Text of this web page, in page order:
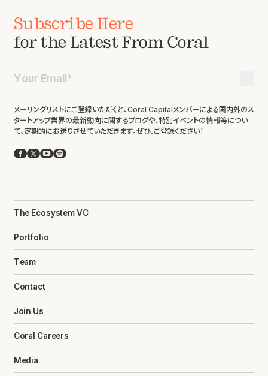
Subscribe Here
for the Latest From Coral
メーリングリストにご登録いただくと、Coral Capitalメンバーによる国内外のス
タートアップ業界の最新動向に関するブログや、特別イベントの情報等につい
て、定期的にお送りさせていただきます。ぜひ、ご登録ください！
Facebook
X YouTube
Spotify
The Ecosystem VC
Portfolio
Team
Contact
Join Us
Coral Careers
Media